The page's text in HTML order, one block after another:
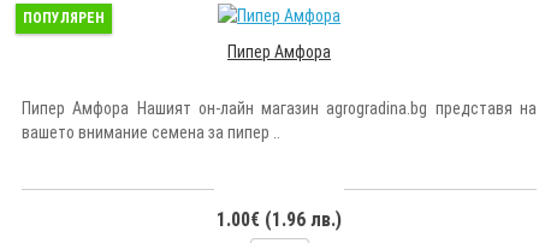
ПОПУЛЯРЕН
Пипер Амфора
Пипер Амфора Нашият он-лайн магазин agrogradina.bg представя на
вашето внимание семена за пипер ..
1.00€ (1.96 лв.)